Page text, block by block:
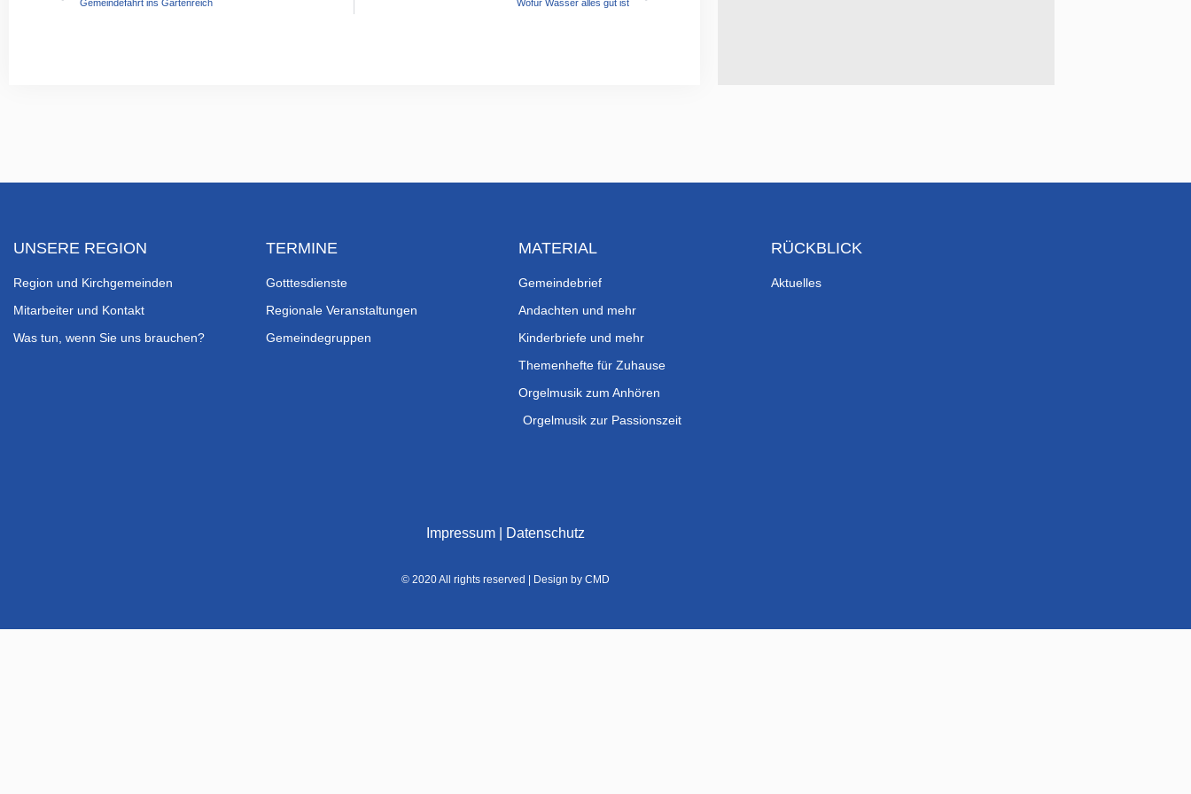
Gemeindefahrt ins Gartenreich Wofür Wasser alles gut ist
UNSERE REGION
Region und Kirchgemeinden
Mitarbeiter und Kontakt
Was tun, wenn Sie uns brauchen?
TERMINE
Gotttesdienste
Regionale Veranstaltungen
Gemeindegruppen
MATERIAL
Gemeindebrief
Andachten und mehr
Kinderbriefe und mehr
Themenhefte für Zuhause
Orgelmusik zum Anhören
Orgelmusik zur Passionszeit
RÜCKBLICK
Aktuelles
Impressum| Datenschutz
© 2020 All rights reserved | Design by CMD